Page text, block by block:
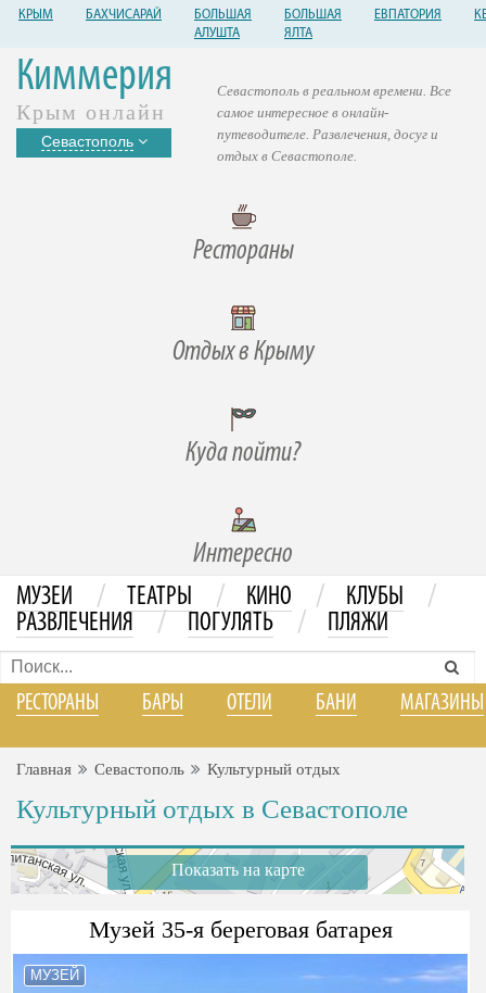
КРЫМ БАХЧИСАРАЙ
БОЛЬШАЯ
АЛУШТА
БОЛЬШАЯ
ЯЛТА
ЕВПАТОРИЯ
Киммерия
Крым онлайн
Севастополь
Рестораны
Отдых в Крыму
Куда пойти?
Интересно
Севастополь в реальном времени. Все
самое интересное в онлайн-
путеводителе. Развлечения, досуг и
отдых в Севастополе.
МУЗЕИ / ТЕАТРЫ / КИНО / КЛУБЫ /
РАЗВЛЕЧЕНИЯ / ПОГУЛЯТЬ / ПЛЯЖИ
РЕСТОРАНЫ БАРЫ ОТЕЛИ БАНИ МАГАЗИНЫ
Главная Севастополь Культурный отдых
Культурный отдых в Севастополе
Показать на карте
Музей 35-я береговая батарея
МУЗЕЙ